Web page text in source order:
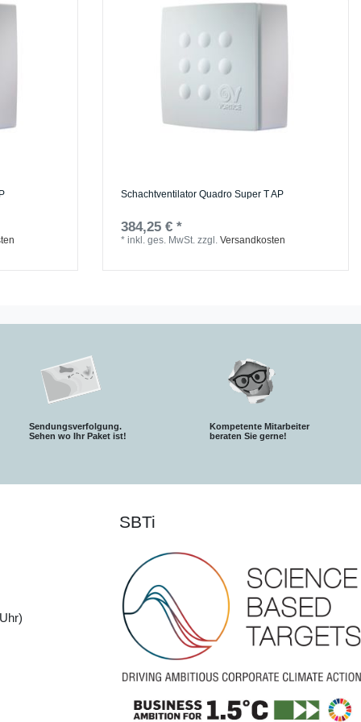
Schachtventilator Quadro Super T AP
384,25 € *
*inkl. ges. MwSt. zzgl.Versandkosten
Sendungsverfolgung.
Sehen wo Ihr Paket ist!
Kompetente Mitarbeiter
beraten Sie gerne!
SBTi